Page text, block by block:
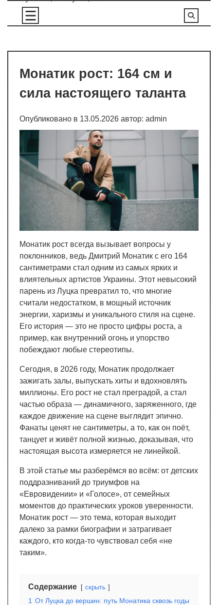
Перейти
содержимому
Монатик рост: 164 см и
сила настоящего таланта
Опубликовано в 13.05.2026 автор: admin
Монатик рост всегда вызывает вопросы у
поклонников, ведь Дмитрий Монатик с его 164
сантиметрами стал одним из самых ярких и
влиятельных артистов Украины. Этот невысокий
парень из Луцка превратил то, что многие
считали недостатком, в мощный источник
энергии, харизмы и уникального стиля на сцене.
Его история — это не просто цифры роста, а
пример, как внутренний огонь и упорство
побеждают любые стереотипы.
Сегодня, в 2026 году, Монатик продолжает
зажигать залы, выпускать хиты и вдохновлять
миллионы. Его рост не стал преградой, а стал
частью образа — динамичного, заряженного, где
каждое движение на сцене выглядит эпично.
Фанаты ценят не сантиметры, а то, как он поёт,
танцует и живёт полной жизнью, доказывая, что
настоящая высота измеряется не линейкой.
В этой статье мы разберёмся во всём: от детских
поддразниваний до триумфов на
«Евровидении» и «Голосе», от семейных
моментов до практических уроков уверенности.
Монатик рост — это тема, которая выходит
далеко за рамки биографии и затрагивает
каждого, кто когда-то чувствовал себя «не
таким».
Содержание скрыть
1 От Луцка до вершин: путь Монатика сквозь годы